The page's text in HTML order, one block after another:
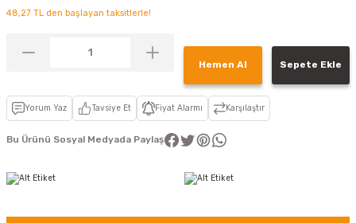
48,27 TL den başlayan taksitlerle!
Hemen Al Sepete Ekle
Yorum Yaz Tavsiye Et Fiyat Alarmı Karşılaştır
Bu Ürünü Sosyal Medyada Paylaş